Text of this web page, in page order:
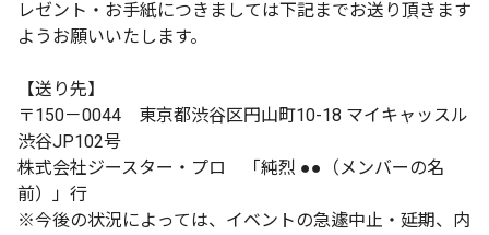
レゼント・お手紙につきましては下記までお送り頂きます
ようお願いいたします。
【送り先】
〒150－0044 東京都渋谷区円山町10-18 マイキャッスル
渋谷JP102号
株式会社ジースター・プロ 「純烈 ●●（メンバーの名
前）」行
※今後の状況によっては、イベントの急遽中止・延期、内